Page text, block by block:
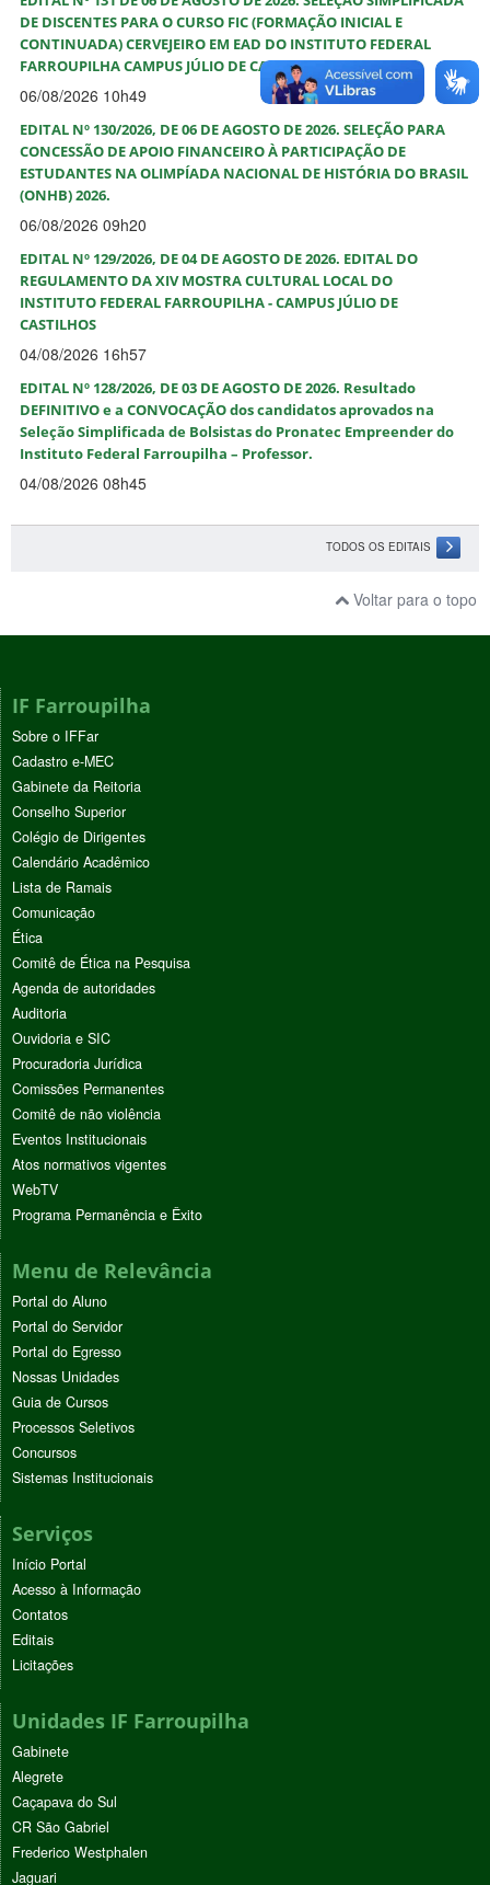
DE DISCENTES PARA O CURSO FIC (FORMAÇÃO INICIAL E
CONTINUADA) CERVEJEIRO EM EAD DO INSTITUTO FEDERAL
FARROUPILHA CAMPUS JÚLIO DE CASTILHOS
06/08/2026 10h49
EDITAL Nº 130/2026, DE 06 DE AGOSTO DE 2026. SELEÇÃO PARA
CONCESSÃO DE APOIO FINANCEIRO À PARTICIPAÇÃO DE
ESTUDANTES NA OLIMPÍADA NACIONAL DE HISTÓRIA DO BRASIL
(ONHB) 2026.
06/08/2026 09h20
EDITAL Nº 129/2026, DE 04 DE AGOSTO DE 2026. EDITAL DO
REGULAMENTO DA XIV MOSTRA CULTURAL LOCAL DO
INSTITUTO FEDERAL FARROUPILHA - CAMPUS JÚLIO DE
CASTILHOS
04/08/2026 16h57
EDITAL Nº 128/2026, DE 03 DE AGOSTO DE 2026. Resultado
DEFINITIVO e a CONVOCAÇÃO dos candidatos aprovados na
Seleção Simplificada de Bolsistas do Pronatec Empreender do
Instituto Federal Farroupilha – Professor.
04/08/2026 08h45
TODOS OS EDITAIS
Voltar para o topo
IF Farroupilha
Sobre o IFFar
Cadastro e-MEC
Gabinete da Reitoria
Conselho Superior
Colégio de Dirigentes
Calendário Acadêmico
Lista de Ramais
Comunicação
Ética
Comitê de Ética na Pesquisa
Agenda de autoridades
Auditoria
Ouvidoria e SIC
Procuradoria Jurídica
Comissões Permanentes
Comitê de não violência
Eventos Institucionais
Atos normativos vigentes
WebTV
Programa Permanência e Êxito
Menu de Relevância
Portal do Aluno
Portal do Servidor
Portal do Egresso
Nossas Unidades
Guia de Cursos
Processos Seletivos
Concursos
Sistemas Institucionais
Serviços
Início Portal
Acesso à Informação
Contatos
Editais
Licitações
Unidades IF Farroupilha
Gabinete
Alegrete
Caçapava do Sul
CR São Gabriel
Frederico Westphalen
Jaguari